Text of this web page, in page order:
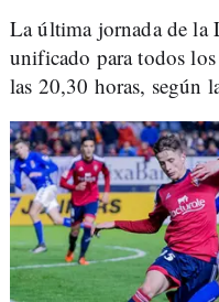
La última jornada de la
unificado para todos
las 20,30 horas, según